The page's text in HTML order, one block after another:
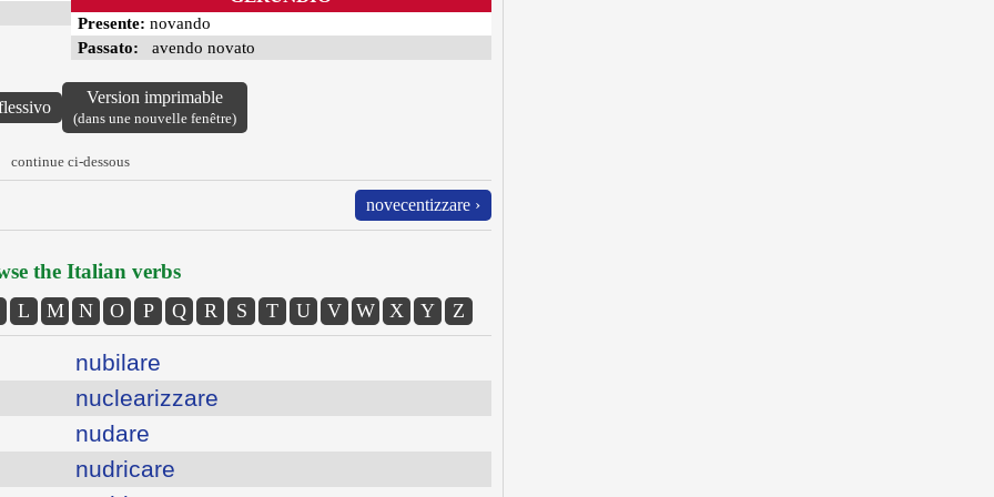
Presente: novando
Passato: avendo novato
Version imprimable
(dans une nouvelle fenêtre)
continue ci-dessous
novecentizzare ›
the Italian verbs
L M N O P Q R S T U V W X Y Z
nubilare
nuclearizzare
nudare
nudricare